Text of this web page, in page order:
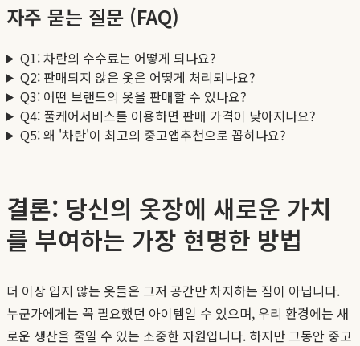
자주 묻는 질문 (FAQ)
Q1: 차란의 수수료는 어떻게 되나요?
Q2: 판매되지 않은 옷은 어떻게 처리되나요?
Q3: 어떤 브랜드의 옷을 판매할 수 있나요?
Q4: 풀케어서비스를 이용하면 판매 가격이 낮아지나요?
Q5: 왜 '차란'이 최고의 중고앱추천으로 꼽히나요?
결론: 당신의 옷장에 새로운 가치
를 부여하는 가장 현명한 방법
더 이상 입지 않는 옷들은 그저 공간만 차지하는 짐이 아닙니다.
누군가에게는 꼭 필요했던 아이템일 수 있으며, 우리 환경에는 새
로운 생산을 줄일 수 있는 소중한 자원입니다. 하지만 그동안 중고